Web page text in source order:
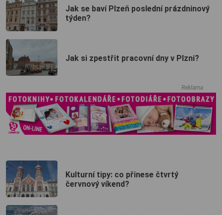
Jak se baví Plzeň poslední prázdninový
týden?
Jak si zpestřit pracovní dny v Plzni?
Reklama
Kulturní tipy: co přinese čtvrtý
červnový víkend?